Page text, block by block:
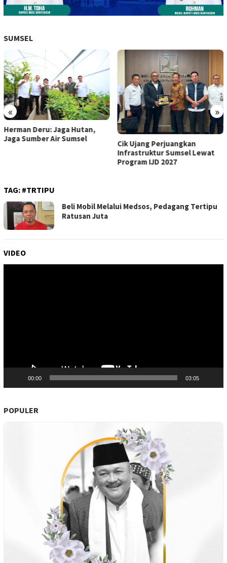
SUMSEL
« »
Herman Deru: Jaga Hutan,
Jaga Sumber Air Sumsel
Cik Ujang Perjuangkan
Infrastruktur Sumsel Lewat
Program IJD 2027
TAG: #TRTIPU
Beli Mobil Melalui Medsos, Pedagang Tertipu
Ratusan Juta
VIDEO
00:00 03:05
POPULER